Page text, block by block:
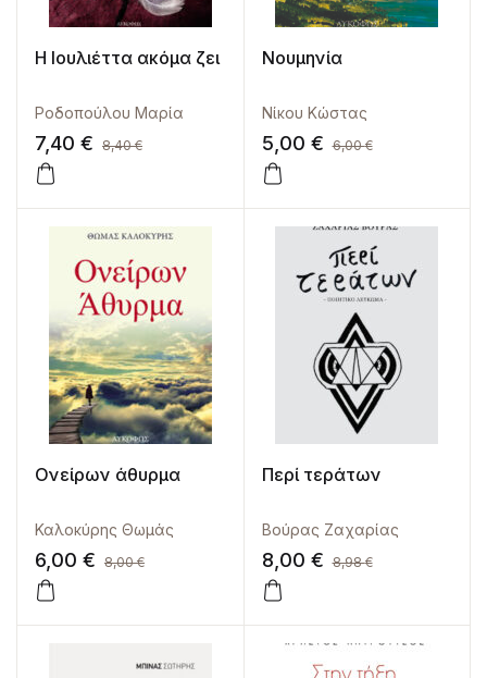
Η Ιουλιέττα ακόμα ζει
Ροδοπούλου Μαρία
7,40 € 8,40€
Νουμηνία
Νίκου Κώστας
5,00 € 6,00€
Ονείρων άθυρμα
Καλοκύρης Θωμάς
6,00 € 8,00€
Περί τεράτων
Βούρας Ζαχαρίας
8,00 € 8,98€